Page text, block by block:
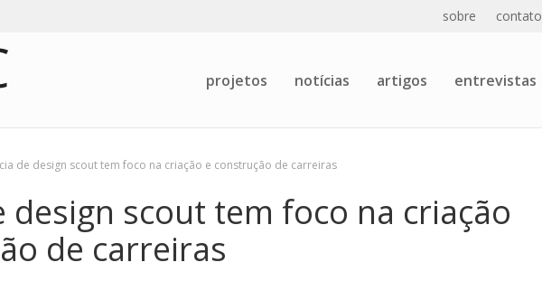
sobre contato
projetos notícias artigos entrevistas
de design scout tem foco na criação e construção de carreiras
design scout tem foco na criação
de carreiras